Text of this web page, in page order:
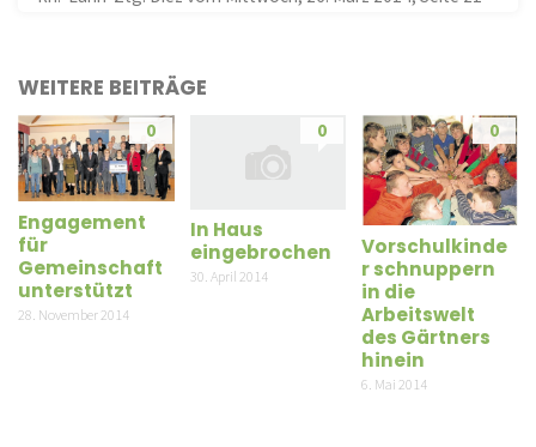
WEITERE BEITRÄGE
0
Engagement
für
Gemeinschaft
unterstützt
28. November 2014
0
In Haus
eingebrochen
30. April 2014
0
Vorschulkinde
r schnuppern
in die
Arbeitswelt
des Gärtners
hinein
6. Mai 2014